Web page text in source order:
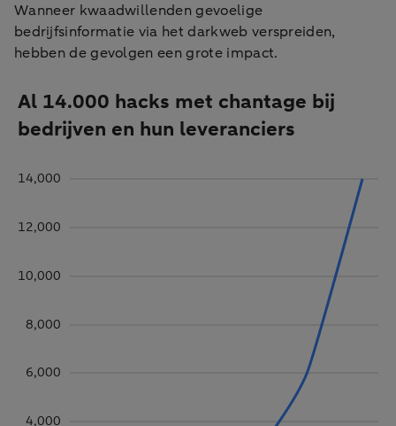
Wanneer kwaadwillenden gevoelige
bedrijfsinformatie via het darkweb verspreiden,
hebben de gevolgen een grote impact.